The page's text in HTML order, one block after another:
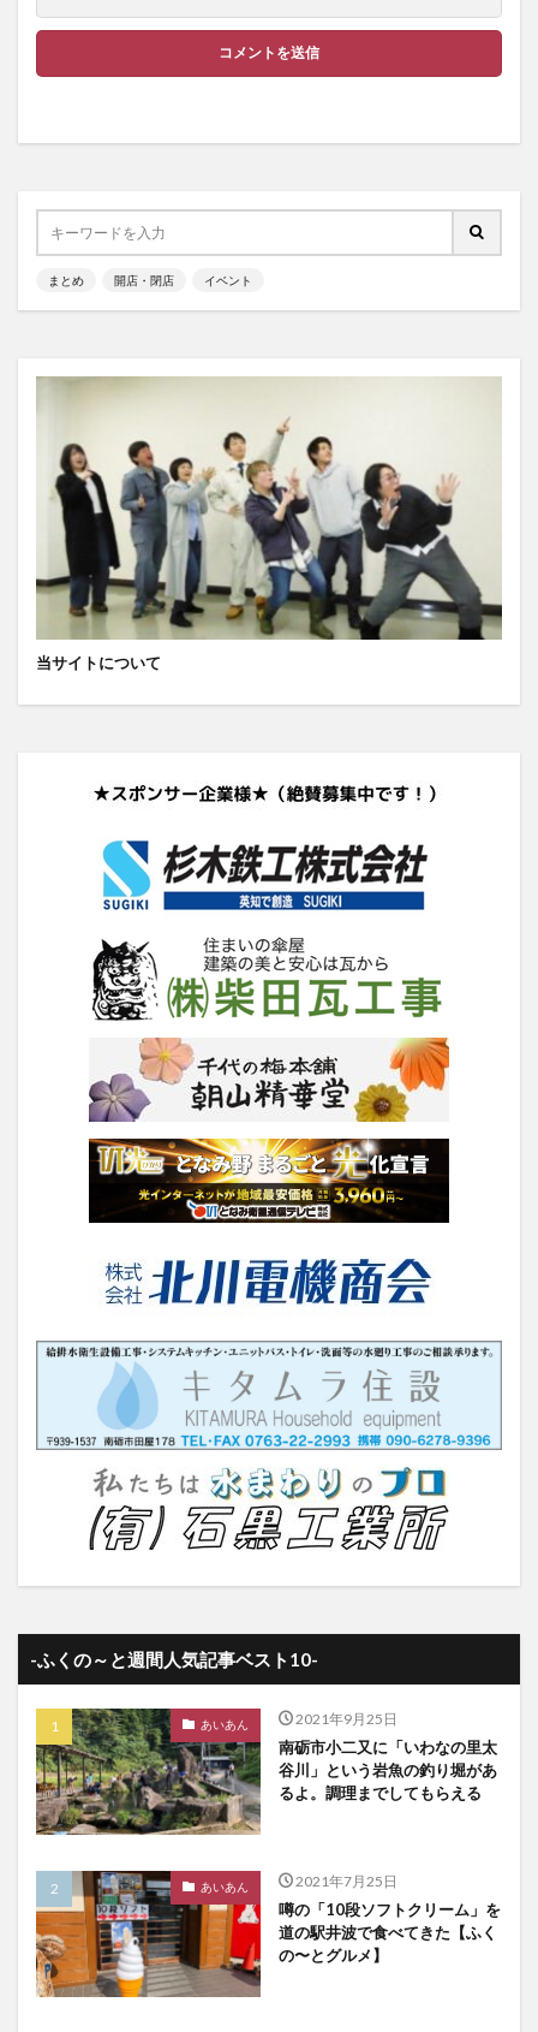
まとめ 開店・閉店 イベント
当サイトについて
-ふくの～と週間人気記事ベスト10-
あいあん 2021年9月25日
南砺市小二又に「いわなの里太
谷川」という岩魚の釣り堀があ
るよ。調理までしてもらえる
あいあん 2021年7月25日
噂の「10段ソフトクリーム」を
道の駅井波で食べてきた【ふく
の〜とグルメ】